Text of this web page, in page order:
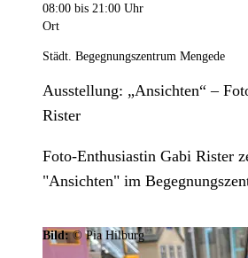
08:00 bis 21:00 Uhr
Ort
Städt. Begegnungszentrum Mengede
Ausstellung: „Ansichten“ –
Rister
Foto-Enthusiastin Gabi Rister
"Ansichten" im
Bild:© Pia Hilburg